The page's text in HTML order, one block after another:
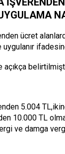
ücret
açıkça
5.004
10.000 TL
ve damga